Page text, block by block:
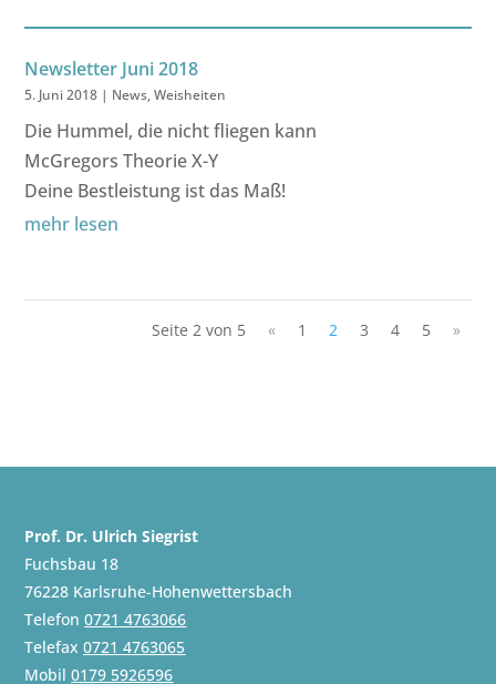
Newsletter Juni 2018
5. Juni 2018 | News,Weisheiten
Die Hummel, die nicht fliegen kann
McGregors Theorie X-Y
Deine Bestleistung ist das Maß!
mehr lesen
Seite 2 von 5 « 1 2 3 4 5 »
Prof. Dr. Ulrich Siegrist
Fuchsbau 18
76228 Karlsruhe-Hohenwettersbach
Telefon0721 4763066
Telefax0721 4763065
Mobil0179 5926596